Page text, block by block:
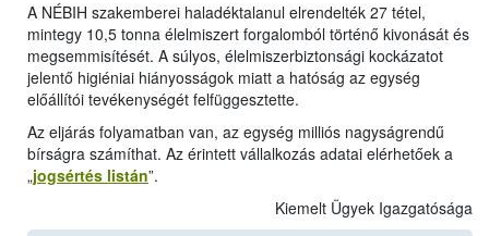
A NÉBIH szakemberei haladéktalanul elrendelték 27 tétel,
mintegy 10,5 tonna élelmiszert forgalomból történő kivonását és
megsemmisítését. A súlyos, élelmiszerbiztonsági kockázatot
jelentő higiéniai hiányosságok miatt a hatóság az egység
előállítói tevékenységét felfüggesztette.
Az eljárás folyamatban van, az egység milliós nagyságrendű
bírságra számíthat. Az érintett vállalkozás adatai elérhetőek a
„jogsértés listán”.
Kiemelt Ügyek Igazgatósága